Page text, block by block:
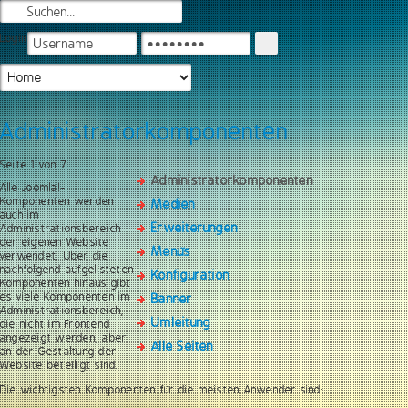
Login
Administratorkomponenten
Administratorkomponenten
Medien
Erweiterungen
Menüs
Konfiguration
Banner
Umleitung
Alle Seiten
Seite 1 von 7
Alle Joomla!-
Komponenten werden
auch im
Administrationsbereich
der eigenen Website
verwendet. Über die
nachfolgend aufgelisteten
Komponenten hinaus gibt
es viele Komponenten im
Administrationsbereich,
die nicht im Frontend
angezeigt werden, aber
an der Gestaltung der
Website beteiligt sind.
Die wichtigsten Komponenten für die meisten Anwender sind: